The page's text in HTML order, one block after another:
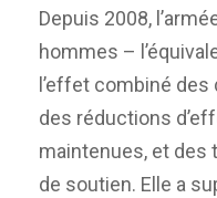
Depuis 2008,
hommes –
l’effet combiné
des réductions
maintenues, et
de soutien. Elle a